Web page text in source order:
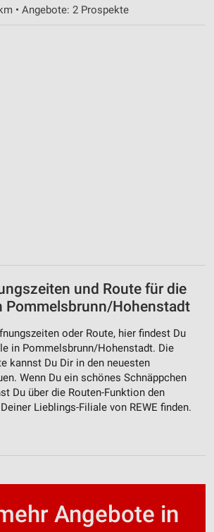
• Angebote: 2 Prospekte
und Route für die
Pommelsbrunn/Hohenstadt
oder Route, hier findest Du
in Pommelsbrunn/Hohenstadt. Die
kannst Du Dir in den neuesten
Wenn Du ein schönes Schnäppchen
Du über die Routen-Funktion den
Lieblings-Filiale von REWE finden.
Angebote in